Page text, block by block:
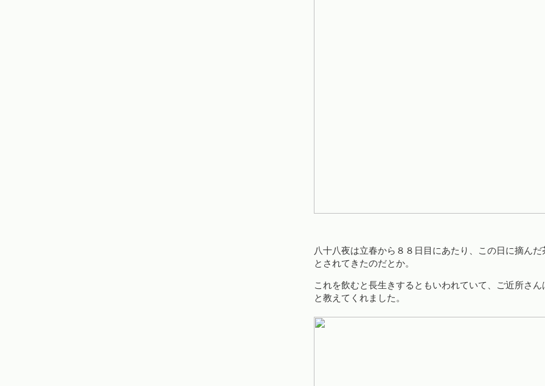
八十八夜は立春から８８日目にあたり、この日に摘ん
とされてきたのだとか。
これを飲むと長生きするともいわれていて、ご近所さ
と教えてくれました。